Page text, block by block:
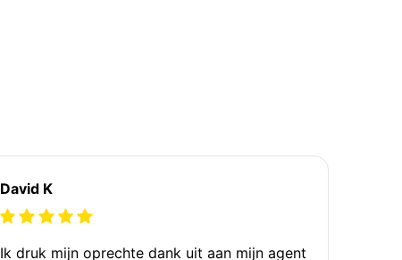
David K
Ik druk mijn oprechte dank uit aan mijn agent